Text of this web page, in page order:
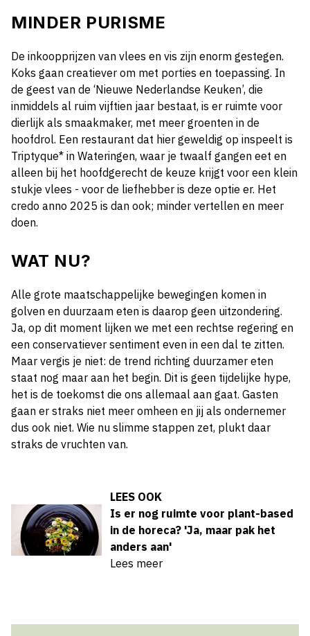
MINDER PURISME
De inkoopprijzen van vlees en vis zijn enorm gestegen.
Koks gaan creatiever om met porties en toepassing. In
de geest van de ‘Nieuwe Nederlandse Keuken’, die
inmiddels al ruim vijftien jaar bestaat, is er ruimte voor
dierlijk als smaakmaker, met meer groenten in de
hoofdrol. Een restaurant dat hier geweldig op inspeelt is
Triptyque* in Wateringen, waar je twaalf gangen eet en
alleen bij het hoofdgerecht de keuze krijgt voor een klein
stukje vlees - voor de liefhebber is deze optie er. Het
credo anno 2025 is dan ook; minder vertellen en meer
doen.
WAT NU?
Alle grote maatschappelijke bewegingen komen in
golven en duurzaam eten is daarop geen uitzondering.
Ja, op dit moment lijken we met een rechtse regering en
een conservatiever sentiment even in een dal te zitten.
Maar vergis je niet: de trend richting duurzamer eten
staat nog maar aan het begin. Dit is geen tijdelijke hype,
het is de toekomst die ons allemaal aan gaat. Gasten
gaan er straks niet meer omheen en jij als ondernemer
dus ook niet. Wie nu slimme stappen zet, plukt daar
straks de vruchten van.
LEES OOK
Is er nog ruimte voor plant-based
in de horeca? 'Ja, maar pak het
anders aan'
Lees meer